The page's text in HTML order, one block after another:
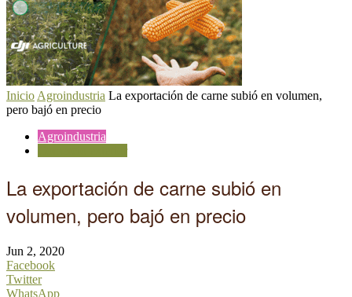
Inicio Agroindustria La exportación de carne subió en volumen,
pero bajó en precio
Agroindustria
La exportación de carne subió en
volumen, pero bajó en precio
Jun 2, 2020
Facebook
Twitter
WhatsApp